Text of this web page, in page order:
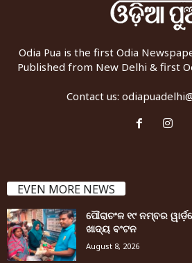
Odia Pua is the first Odia
Published from New Delhi & first
Contact us:
EVEN MORE NEWS
ପୌରାଚଂଳ ୧୯ ନମ୍ବର
ଖାଦ୍ୟ ବଂଟନ
August 8, 2026